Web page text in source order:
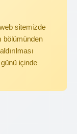
sitemizde
bölümünden
içinde